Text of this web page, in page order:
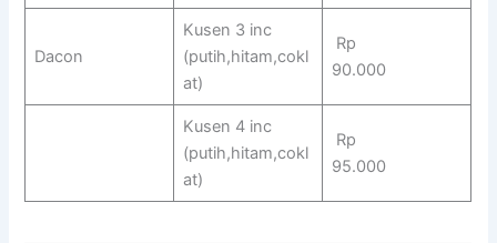
Dacon
Kusen 3 inc
(putih,hitam,cokl
at)
Rp
90.000
Kusen 4 inc
(putih,hitam,cokl
at)
Rp
95.000